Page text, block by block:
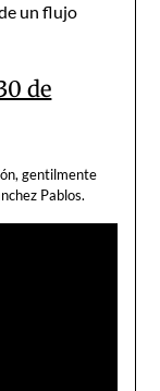
un flujo
de
gentilmente
Pablos.